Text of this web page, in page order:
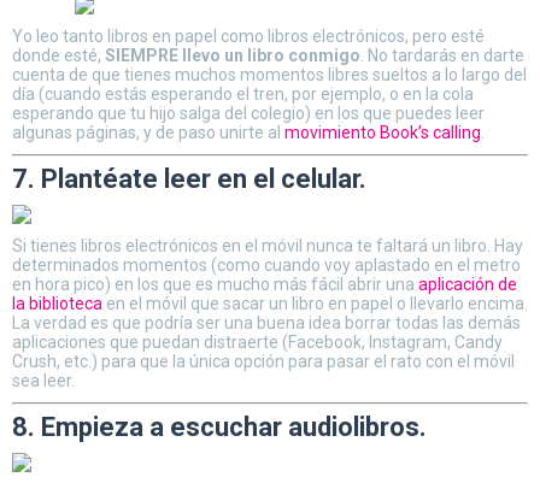
Yo leo tanto libros en papel como libros electrónicos, pero esté
donde esté, SIEMPRE llevo un libro conmigo. No tardarás en darte
cuenta de que tienes muchos momentos libres sueltos a lo largo del
día (cuando estás esperando el tren, por ejemplo, o en la cola
esperando que tu hijo salga del colegio) en los que puedes leer
algunas páginas, y de paso unirte al movimiento Book’s calling.
7. Plantéate leer en el celular.
Si tienes libros electrónicos en el móvil nunca te faltará un libro. Hay
determinados momentos (como cuando voy aplastado en el metro
en hora pico) en los que es mucho más fácil abrir una aplicación de
la biblioteca en el móvil que sacar un libro en papel o llevarlo encima.
La verdad es que podría ser una buena idea borrar todas las demás
aplicaciones que puedan distraerte (Facebook, Instagram, Candy
Crush, etc.) para que la única opción para pasar el rato con el móvil
sea leer.
8. Empieza a escuchar audiolibros.